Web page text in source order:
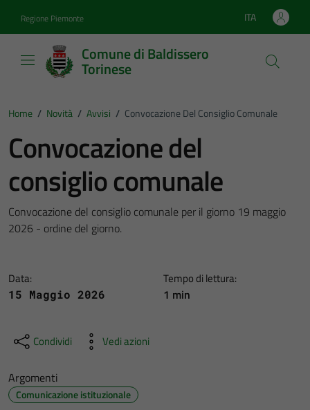
Regione Piemonte Lingua attiva:
ITA
Comune di Baldissero
Torinese
Home / Novità / Avvisi / Convocazione Del Consiglio Comunale
Convocazione del
consiglio comunale
Convocazione del consiglio comunale per il giorno 19 maggio
2026 - ordine del giorno.
Data:
15 Maggio 2026
Tempo di lettura:
1 min
Condividi Vedi azioni
Argomenti
Comunicazione istituzionale